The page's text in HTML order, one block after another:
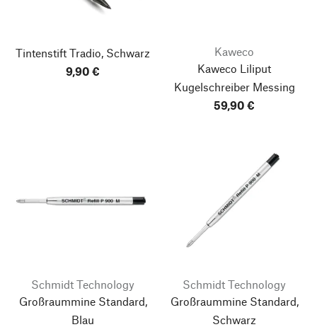
Tintenstift Tradio, Schwarz
9,90 €
Kaweco
Kaweco Liliput
KugelschreiberMessing
59,90 €
Schmidt Technology
Großraummine Standard,
Blau
Schmidt Technology
Großraummine Standard,
Schwarz